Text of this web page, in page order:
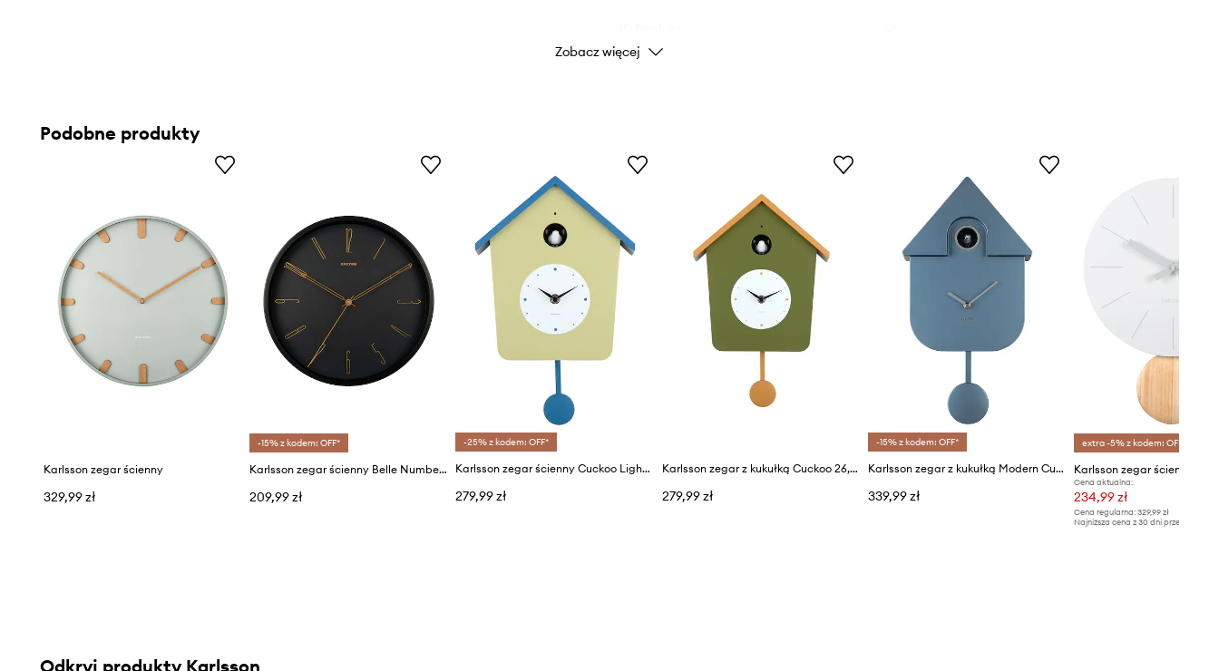
Zobacz więcej
Podobne produkty
Karlsson zegar ścienny
329,99 zł
-15% z kodem: OFF*
Karlsson zegar ścienny Belle Numbers
209,99 zł
-25% z kodem: OFF*
Karlsson zegar ścienny Cuckoo Light 26,5 cm
279,99 zł
Karlsson zegar z kukułką Cuckoo 26,4 x 10,5 cm
279,99 zł
-15% z kodem: OFF*
Karlsson zegar z kukułką Modern Cuckoo Metallic
339,99 zł
extra -5% z kodem: OFF*
Karlsson zegar ścienny Arlo
Cena aktualna:
234,99 zł
Cena regularna: 329,99 zł
Najniższa cena z 30 dni przed obniżką:
Odkryj produkty Karlsson